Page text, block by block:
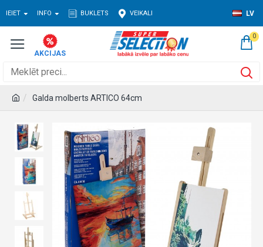
IEIET INFO BUKLETS VEIKALI LV
0
Galda molberts ARTICO 64cm